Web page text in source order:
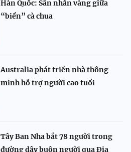
Hàn Quốc: Săn nhẫn vàng giữa
“biển” cà chua
Australia phát triển nhà thông
minh hỗ trợ người cao tuổi
Tây Ban Nha bắt 78 người trong
đường dây buôn người qua Địa